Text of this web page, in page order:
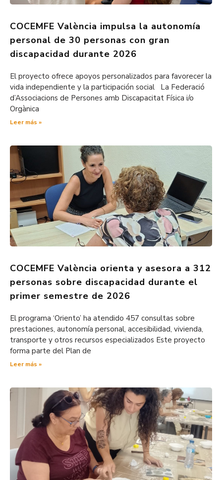
COCEMFE València impulsa la autonomía
personal de 30 personas con gran
discapacidad durante 2026
El proyecto ofrece apoyos personalizados para favorecer la
vida independiente y la participación social La Federació
d’Associacions de Persones amb Discapacitat Física i/o
Orgànica
Leer más »
COCEMFE València orienta y asesora a 312
personas sobre discapacidad durante el
primer semestre de 2026
El programa ‘Oriento’ ha atendido 457 consultas sobre
prestaciones, autonomía personal, accesibilidad, vivienda,
transporte y otros recursos especializados Este proyecto
forma parte del Plan de
Leer más »